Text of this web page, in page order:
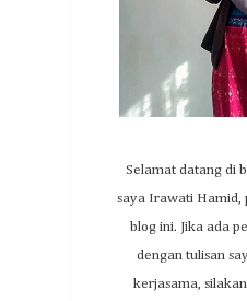
Selamat datang di
saya Irawati Hamid,
blog ini. Jika ada
dengan tulisan
kerjasama,